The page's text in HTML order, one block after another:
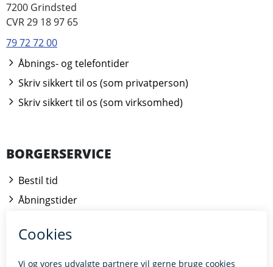
7200 Grindsted
CVR 29 18 97 65
79 72 72 00
Åbnings- og telefontider
Skriv sikkert til os (som privatperson)
Skriv sikkert til os (som virksomhed)
BORGERSERVICE
Bestil tid
Åbningstider
Kontakt borgerrådgiveren